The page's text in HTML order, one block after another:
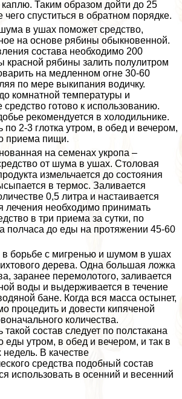
каплю. Таким образом дойти до 25
чего спуститься в обратном порядке.
в ушах поможет средство,
на основе рябины обыкновенной.
состава необходимо 200
красной рябины залить полулитром
на медленном огне 30-60
по мере выкипания водичку.
комнатной температуры и
готово к использованию.
рекомендуется в холодильнике.
по 2-3 глотка утром, в обед и вечером,
приема пищи.
на семенах укропа –
от шума в ушах. Столовая
измельчается до состояния
в термос. Заливается
0,5 литра и настаивается
лечения необходимо принимать
в три приема за сутки, по
полчаса до еды на протяжении 45-60
борьбе с мигренью и шумом в ушах
дерева. Одна большая ложка
заранее перемолотого, заливается
воды и выдерживается в течение
бане. Когда вся масса остынет,
процедить и довести кипяченой
количества.
такой состав следует по полстакана
еды утром, в обед и вечером, и так в
недель. В качестве
средства подобный состав
использовать в осенний и весенний